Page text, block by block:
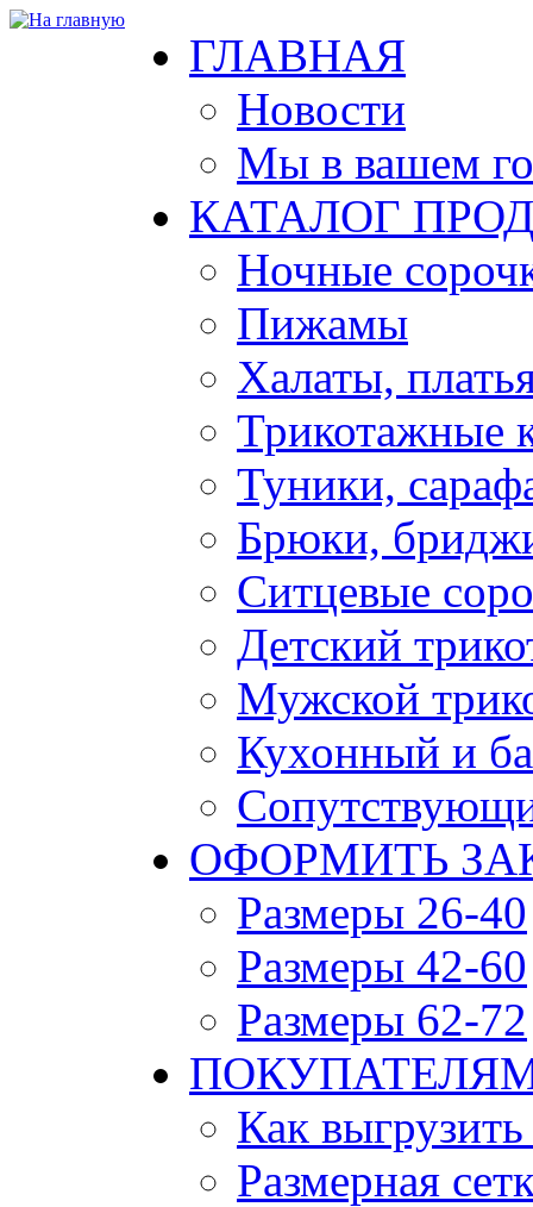
ГЛАВНАЯ
Новости
Мы в вашем
КАТАЛОГ
Ночные
Пижамы
Халаты,
Трикотажные
Туники,
Брюки,
Ситцевые
Детский
Мужской
Кухонный и
ОФОРМИТЬ
Размеры 26-40
Размеры 42-60
Размеры 62-72
Как
Размерная